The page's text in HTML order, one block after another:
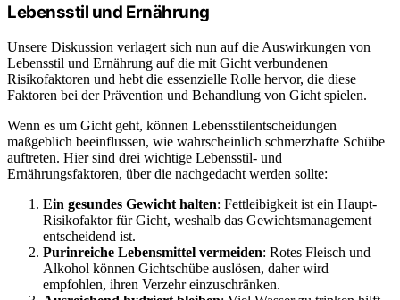
Lebensstil und Ernährung
Unsere Diskussion verlagert sich nun auf die Auswirkungen von
Lebensstil und Ernährung auf die mit Gicht verbundenen
Risikofaktoren und hebt die essenzielle Rolle hervor, die diese
Faktoren bei der Prävention und Behandlung von Gicht spielen.
Wenn es um Gicht geht, können Lebensstilentscheidungen
maßgeblich beeinflussen, wie wahrscheinlich schmerzhafte Schübe
auftreten. Hier sind drei wichtige Lebensstil- und
Ernährungsfaktoren, über die nachgedacht werden sollte:
Ein gesundes Gewicht halten: Fettleibigkeit ist ein Haupt-
Risikofaktor für Gicht, weshalb das Gewichtsmanagement
entscheidend ist.
Purinreiche Lebensmittel vermeiden: Rotes Fleisch und
Alkohol können Gichtschübe auslösen, daher wird
empfohlen, ihren Verzehr einzuschränken.